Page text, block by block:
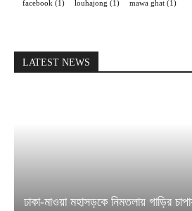
facebook (1) louhajong (1) mawa ghat (1)
LATEST NEWS
ঢাকা-মাওয়া মহাসড়কে নিমতলায় গাড়ির